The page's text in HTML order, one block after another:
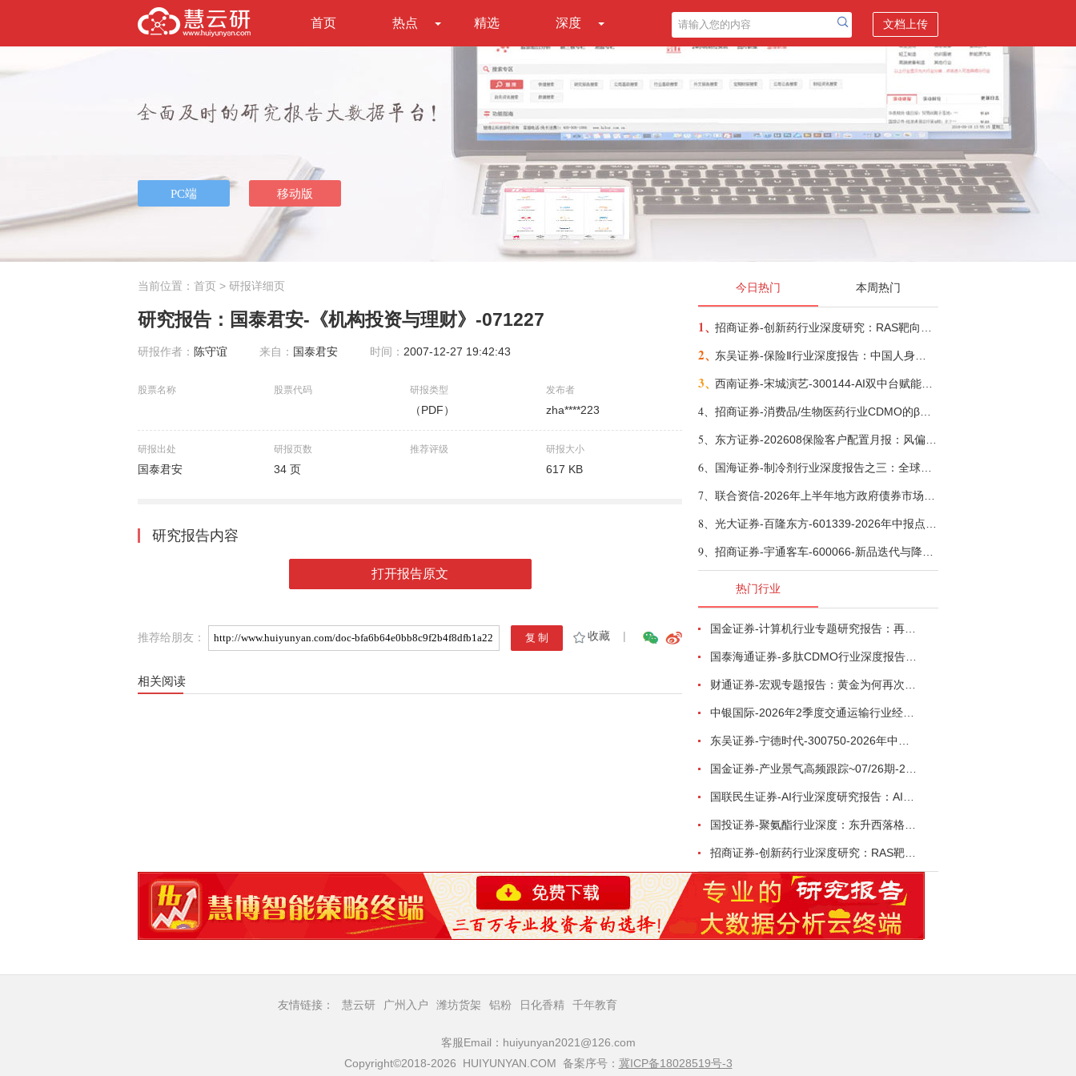
首页 热点 精选 深度 文档上传
当前位置： 首页 > 研报详细页
研究报告：国泰君安-《机构投资与理财》-071227
研报作者： 陈守谊 来自： 国泰君安 时间： 2007-12-27 19:42:43
股票名称 股票代码 研报类型
（PDF）
发布者
zha****223
研报出处
国泰君安
研报页数
34 页
推荐评级 研报大小
617 KB
研究报告内容
打开报告原文
推荐给朋友： 收藏 |
相关阅读
今日热门 本周热门
1、
2、
3、
4、
5、
6、
7、
8、
9、
热门行业
友情链接： 慧云研 广州入户 潍坊货架 铝粉 日化香精 千年教育
客服Email：huiyunyan2021@126.com
Copyright©2018-2026 HUIYUNYAN.COM 备案序号： 冀ICP备18028519号-3